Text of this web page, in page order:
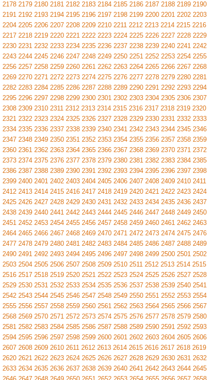
2178 2179 2180 2181 2182 2183 2184 2185 2186 2187 2188 2189 2190
2191 2192 2193 2194 2195 2196 2197 2198 2199 2200 2201 2202 2203
2204 2205 2206 2207 2208 2209 2210 2211 2212 2213 2214 2215 2216
2217 2218 2219 2220 2221 2222 2223 2224 2225 2226 2227 2228 2229
2230 2231 2232 2233 2234 2235 2236 2237 2238 2239 2240 2241 2242
2243 2244 2245 2246 2247 2248 2249 2250 2251 2252 2253 2254 2255
2256 2257 2258 2259 2260 2261 2262 2263 2264 2265 2266 2267 2268
2269 2270 2271 2272 2273 2274 2275 2276 2277 2278 2279 2280 2281
2282 2283 2284 2285 2286 2287 2288 2289 2290 2291 2292 2293 2294
2295 2296 2297 2298 2299 2300 2301 2302 2303 2304 2305 2306 2307
2308 2309 2310 2311 2312 2313 2314 2315 2316 2317 2318 2319 2320
2321 2322 2323 2324 2325 2326 2327 2328 2329 2330 2331 2332 2333
2334 2335 2336 2337 2338 2339 2340 2341 2342 2343 2344 2345 2346
2347 2348 2349 2350 2351 2352 2353 2354 2355 2356 2357 2358 2359
2360 2361 2362 2363 2364 2365 2366 2367 2368 2369 2370 2371 2372
2373 2374 2375 2376 2377 2378 2379 2380 2381 2382 2383 2384 2385
2386 2387 2388 2389 2390 2391 2392 2393 2394 2395 2396 2397 2398
2399 2400 2401 2402 2403 2404 2405 2406 2407 2408 2409 2410 2411
2412 2413 2414 2415 2416 2417 2418 2419 2420 2421 2422 2423 2424
2425 2426 2427 2428 2429 2430 2431 2432 2433 2434 2435 2436 2437
2438 2439 2440 2441 2442 2443 2444 2445 2446 2447 2448 2449 2450
2451 2452 2453 2454 2455 2456 2457 2458 2459 2460 2461 2462 2463
2464 2465 2466 2467 2468 2469 2470 2471 2472 2473 2474 2475 2476
2477 2478 2479 2480 2481 2482 2483 2484 2485 2486 2487 2488 2489
2490 2491 2492 2493 2494 2495 2496 2497 2498 2499 2500 2501 2502
2503 2504 2505 2506 2507 2508 2509 2510 2511 2512 2513 2514 2515
2516 2517 2518 2519 2520 2521 2522 2523 2524 2525 2526 2527 2528
2529 2530 2531 2532 2533 2534 2535 2536 2537 2538 2539 2540 2541
2542 2543 2544 2545 2546 2547 2548 2549 2550 2551 2552 2553 2554
2555 2556 2557 2558 2559 2560 2561 2562 2563 2564 2565 2566 2567
2568 2569 2570 2571 2572 2573 2574 2575 2576 2577 2578 2579 2580
2581 2582 2583 2584 2585 2586 2587 2588 2589 2590 2591 2592 2593
2594 2595 2596 2597 2598 2599 2600 2601 2602 2603 2604 2605 2606
2607 2608 2609 2610 2611 2612 2613 2614 2615 2616 2617 2618 2619
2620 2621 2622 2623 2624 2625 2626 2627 2628 2629 2630 2631 2632
2633 2634 2635 2636 2637 2638 2639 2640 2641 2642 2643 2644 2645